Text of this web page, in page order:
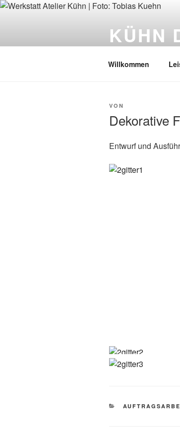
Zum
KÜHN
Willkommen
VERÖFFENTLICHT
VON
Dekorative
Entwurf und
KATEGORIEN